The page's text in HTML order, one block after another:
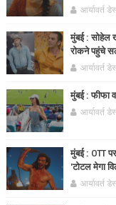
आर्यावर्त
मुंबई : सोहेल
रोकने पहुंचे
आर्यावर्त
मुंबई : फीफा
आर्यावर्त
मुंबई : OTT
'टोटल मेगा
आर्यावर्त